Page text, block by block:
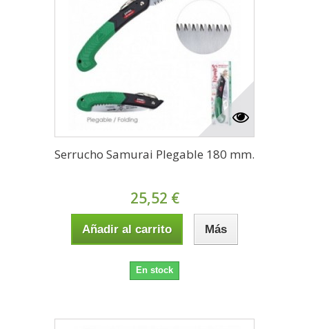
Serrucho Samurai Plegable 180 mm.
25,52 €
Añadir al carrito Más
En stock